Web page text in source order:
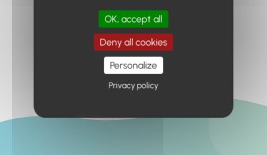
Retour à l'accueil
OK, accept all
Deny all cookies
Personalize
Privacy policy